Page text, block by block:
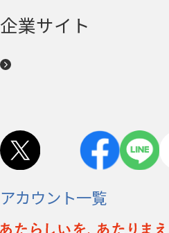
企業サイト
アカウント一覧